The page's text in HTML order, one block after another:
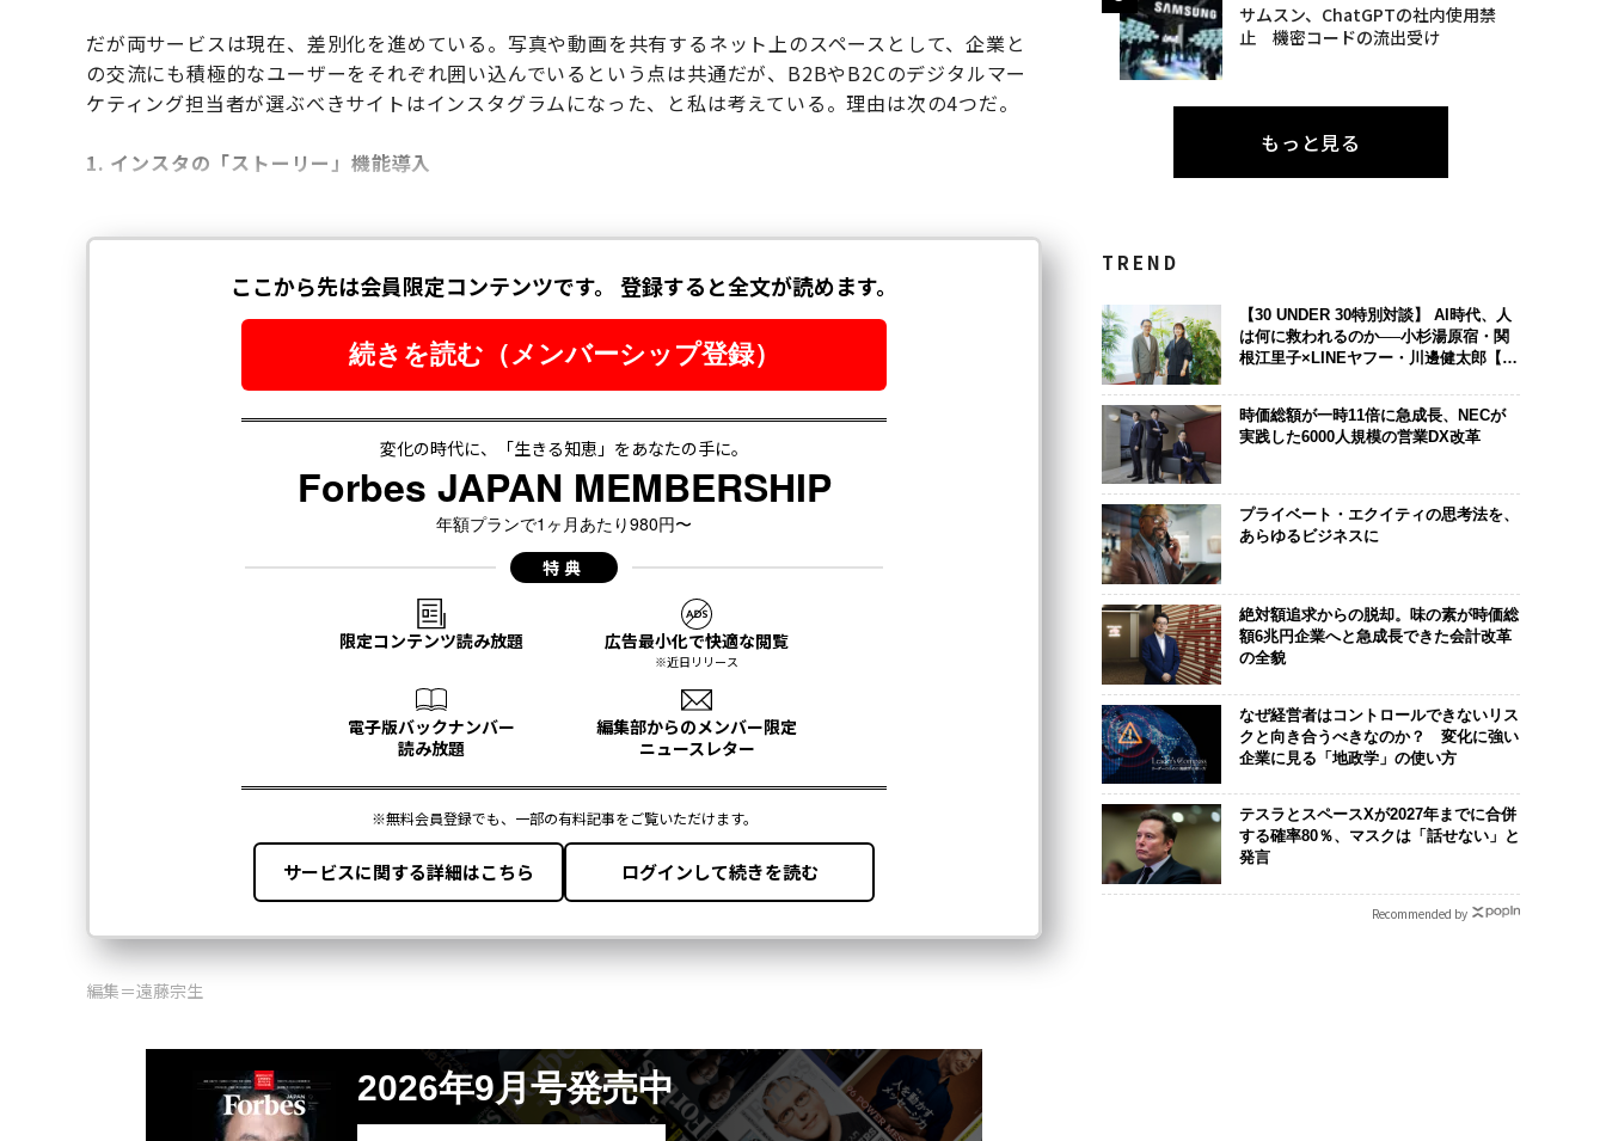
だが両サービスは現在、差別化を進めている。写真や動画を共有するネット上のスペースとして、企業と
の交流にも積極的なユーザーをそれぞれ囲い込んでいるという点は共通だが、B2BやB2Cのデジタルマー
ケティング担当者が選ぶべきサイトはインスタグラムになった、と私は考えている。理由は次の4つだ。
1. インスタの「ストーリー」機能導入
編集＝遠藤宗生
2026年9月号発売中
サムスン、ChatGPTの社内使用禁
止 機密コードの流出受け
もっと見る
TREND
【30 UNDER 30特別対談】 AI時代、人
は何に救われるのか──小杉湯原宿・関
根江里子×LINEヤフー・川邊健太郎【後
時価総額が一時11倍に急成長、NECが
実践した6000人規模の営業DX改革
プライベート・エクイティの思考法を、
あらゆるビジネスに
絶対額追求からの脱却。味の素が時価総
額6兆円企業へと急成長できた会計改革
の全貌
なぜ経営者はコントロールできないリス
クと向き合うべきなのか？ 変化に強い
企業に見る「地政学」の使い方
テスラとスペースXが2027年までに合併
する確率80％、マスクは「話せない」と
発言
Recommended by